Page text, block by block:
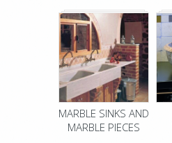
MARBLE SINKS AND
MARBLE PIECES